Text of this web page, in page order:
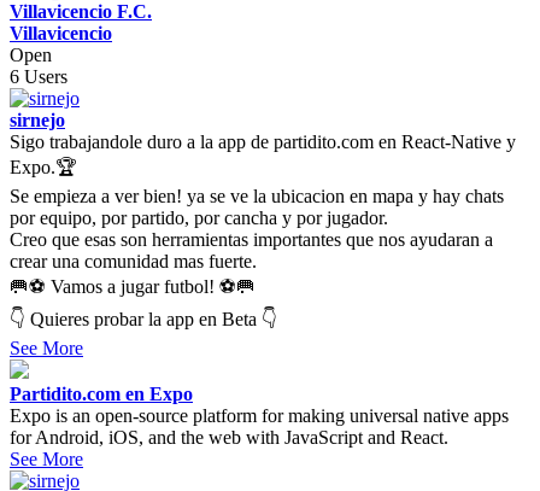
Villavicencio F.C.
Villavicencio
Open
6 Users
sirnejo
Sigo trabajandole duro a la app de partidito.com en React-Native y
Expo.🏆
Se empieza a ver bien! ya se ve la ubicacion en mapa y hay chats
por equipo, por partido, por cancha y por jugador.
Creo que esas son herramientas importantes que nos ayudaran a
crear una comunidad mas fuerte.
🥅⚽ Vamos a jugar futbol! ⚽🥅
👇 Quieres probar la app en Beta 👇
See More
Partidito.com en Expo
Expo is an open-source platform for making universal native apps
for Android, iOS, and the web with JavaScript and React.
See More